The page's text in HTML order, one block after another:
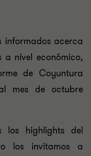
informados acerca
a nivel económico,
de Coyuntura
mes de octubre
los highlights del
los invitamos a